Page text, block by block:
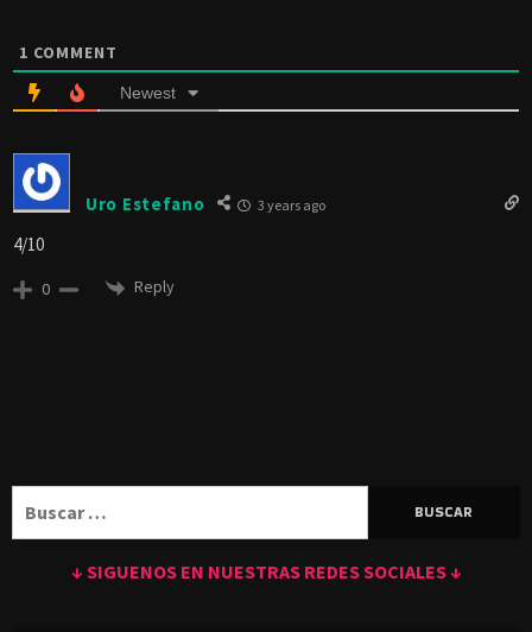
1 COMMENT
Newest
Uro Estefano 3 years ago
4/10
0 Reply
↓ SIGUENOS EN NUESTRAS REDES SOCIALES ↓